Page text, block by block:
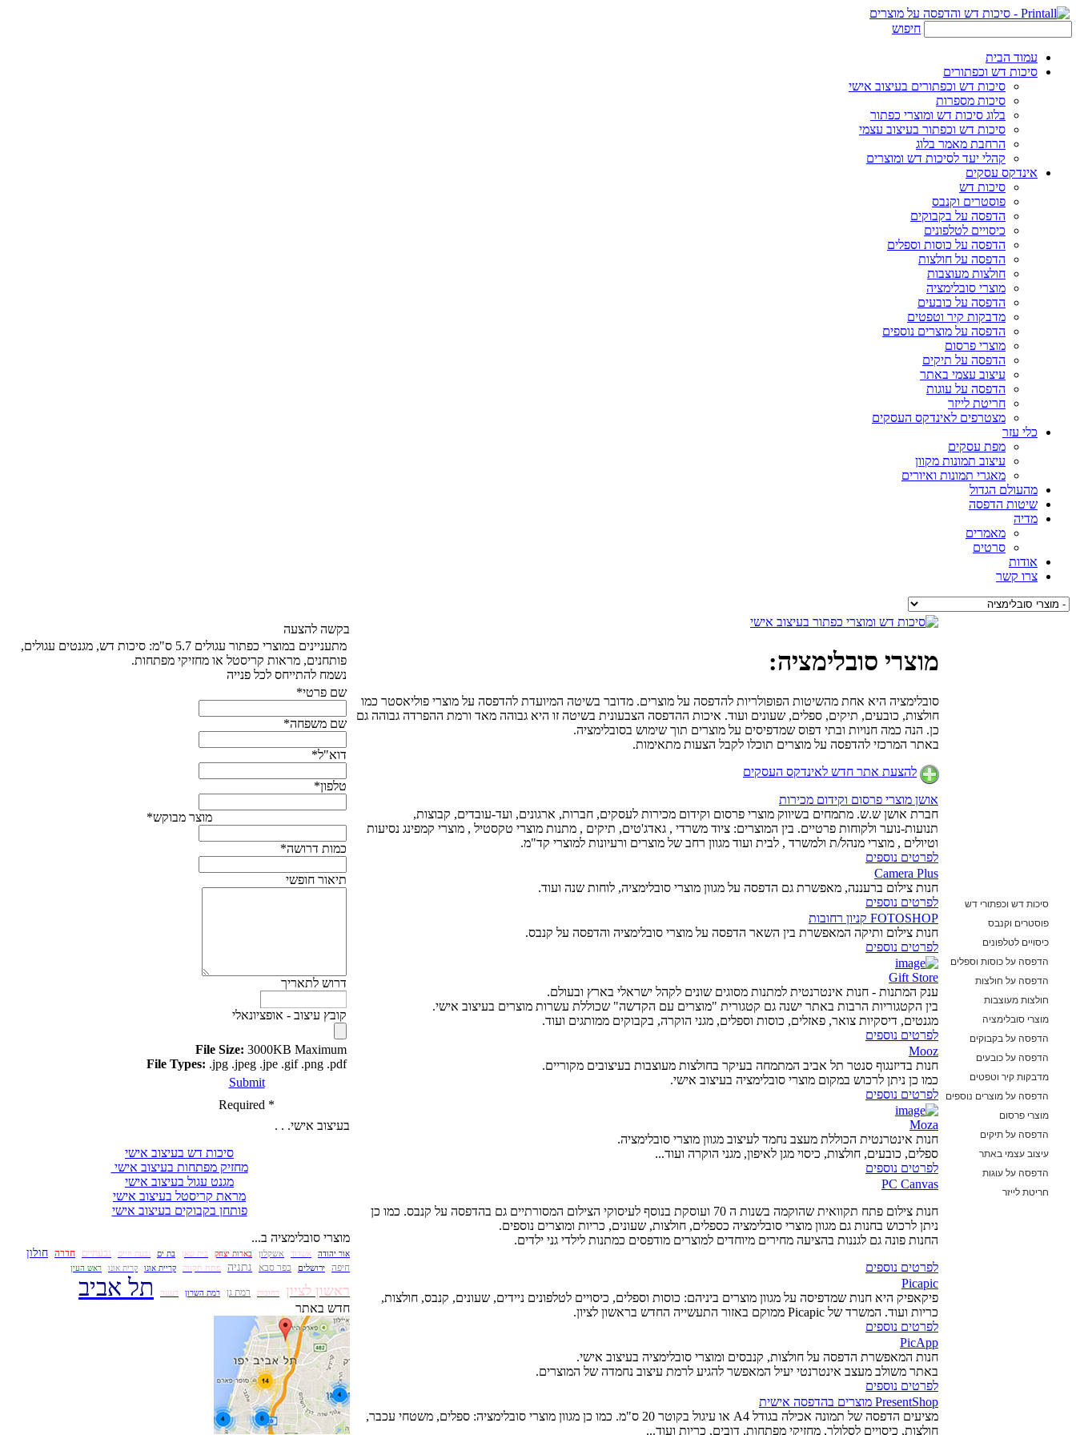
חיפוש
עמוד הבית
סיכות דש וכפתורים
סיכות דש וכפתורים בעיצוב אישי
סיכות מספרות
בלוג סיכות דש ומוצרי כפתור
סיכות דש וכפתור בעיצוב עצמי
הרחבת מאמר בלוג
קהלי יעד לסיכות דש ומוצרים
אינדקס עסקים
סיכות דש
פוסטרים וקנבס
הדפסה על בקבוקים
כיסויים לטלפונים
הדפסה על כוסות וספלים
הדפסה על חולצות
חולצות מעוצבות
מוצרי סובלימציה
הדפסה על כובעים
מדבקות קיר וטפטים
הדפסה על מוצרים נוספים
מוצרי פרסום
הדפסה על תיקים
עיצוב עצמי באתר
הדפסה על עוגות
חריטת לייזר
מצטרפים לאינדקס העסקים
כלי עזר
מפת עסקים
עיצוב תמונות מקוון
מאגרי תמונות ואיורים
מהעולם הגדול
שיטות הדפסה
מדיה
מאמרים
סרטים
אודות
צרו קשר
סיכות דש וכפתורי דש
פוסטרים וקנבס
כיסויים לטלפונים
הדפסה על כוסות וספלים
הדפסה על חולצות
חולצות מעוצבות
מוצרי סובלימציה
הדפסה על בקבוקים
הדפסה על כובעים
מדבקות קיר וטפטים
הדפסה על מוצרים נוספים
מוצרי פרסום
הדפסה על תיקים
עיצוב עצמי באתר
הדפסה על עוגות
חריטת לייזר
מוצרי סובלימציה:
סובלימציה היא אחת מהשיטות הפופולריות להדפסה על מוצרים. מדובר בשיטה המיועדת להדפסה על מוצרי פוליאסטר כמו
חולצות, כובעים, תיקים, ספלים, שעונים ועוד. איכות ההדפסה הצבעונית בשיטה זו היא גבוהה מאד ורמת ההפרדה גבוהה גם
כן. הנה כמה חנויות ובתי דפוס שמדפיסים על מוצרים תוך שימוש בסובלימציה.
באתר המרכזי להדפסה על מוצרים תוכלו לקבל הצעות מתאימות.
להצעת אתר חדש לאינדקס העסקים
אושן מוצרי פרסום וקידום מכירות
חברת אושן ש.ש. מתמחים בשיווק מוצרי פרסום וקידום מכירות לעסקים, חברות, ארגונים, ועד-עובדים, קבוצות,
תנועות-נוער ולקוחות פרטיים. בין המוצרים: ציוד משרדי , גאדג'טים, תיקים , מתנות מוצרי טקסטיל , מוצרי קמפינג נסיעות
וטיולים , מוצרי מנהל/ת ולמשרד , לבית ועוד מגוון רחב של מוצרים ורעיונות למוצרי קד"מ.
לפרטים נוספים
Camera Plus
חנות צילום ברעננה, מאפשרת גם הדפסה על מגוון מוצרי סובלימציה, לוחות שנה ועוד.
לפרטים נוספים
FOTOSHOP קניון רחובות
חנות צילום ותיקה המאפשרת בין השאר הדפסה על מוצרי סובלימציה והדפסה על קנבס.
לפרטים נוספים
Gift Store
ענק המתנות - חנות אינטרנטית למתנות מסוגים שונים לקהל ישראלי בארץ ובעולם.
בין הקטגוריות הרבות באתר ישנה גם קטגורית "מוצרים עם הקדשה" שכוללת עשרות מוצרים בעיצוב אישי.
מגנטים, דיסקיות צואר, פאזלים, כוסות וספלים, מגני הוקרה, בקבוקים ממותגים ועוד.
לפרטים נוספים
Mooz
חנות בדיזנגוף סנטר תל אביב המתמחה בעיקר בחולצות מעוצבות בעיצובים מקוריים.
כמו כן ניתן לרכוש במקום מוצרי סובלימציה בעיצוב אישי.
לפרטים נוספים
Moza
חנות אינטרנטית הכוללת מעצב נחמד לעיצוב מגוון מוצרי סובלימציה.
ספלים, כובעים, חולצות, כיסוי מגן לאיפון, מגני הוקרה ועוד...
לפרטים נוספים
PC Canvas
חנות צילום פתח תקוואית שהוקמה בשנות ה 70 ועוסקת בנוסף לעיסוקי הצילום המסורתיים גם בהדפסה על קנבס. כמו כן
ניתן לרכוש בחנות גם מגוון מוצרי סובלימציה כספלים, חולצות, שעונים, כריות ומוצרים נוספים.
החנות פונה גם לגננות בהציעה מחירים מיוחדים למוצרים מודפסים כמתנות לילדי גני ילדים.
לפרטים נוספים
Picapic
פיקאפיק היא חנות שמדפיסה על מגוון מוצרים ביניהם: כוסות וספלים, כיסויים לטלפונים ניידים, שעונים, קנבס, חולצות,
כריות ועוד. המשרד של Picapic ממוקם באזור התעשייה החדש בראשון לציון.
לפרטים נוספים
PicApp
חנות המאפשרת הדפסה על חולצות, קנבסים ומוצרי סובלימציה בעיצוב אישי.
באתר משולב מעצב אינטרנטי יעיל המאפשר להגיע לרמת עיצוב נחמדה של המוצרים.
לפרטים נוספים
PresentShop מוצרים בהדפסה אישית
מציעים הדפסה של תמונה אכילה בגודל A4 או עיגול בקוטר 20 ס"מ. כמו כן מגוון מוצרי סובלימציה: ספלים, משטחי עכבר,
חולצות, כיסויים לסלולר, מחזיקי מפתחות, דובים, כריות ועוד...
בקשה להצעה
מתעניינים במוצרי כפתור עגולים 5.7 ס"מ: סיכות דש, מגנטים עגולים,
פותחנים, מראות קריסטל או מחזיקי מפתחות.
נשמח להתייחס לכל פנייה
שם פרטי*
שם משפחה*
דוא"ל*
טלפון*
מוצר מבוקש*
כמות דרושה*
תיאור חופשי
דרוש לתאריך
קובץ עיצוב - אופציונאלי
File Size: 3000KB Maximum
File Types: .jpg .jpeg .jpe .gif .png .pdf
Submit
* Required
בעיצוב אישי. . .
סיכות דש בעיצוב אישי
מחזיק מפתחות בעיצוב אישי
מגנט עגול בעיצוב אישי
מראת קריסטל בעיצוב אישי
פותחן בקבוקים בעיצוב אישי
מוצרי סובלימציה ב...
אור יהודה אשדוד אשקלון בארות יצחק בית שאן בת ים גבעת חיים גבעתיים חדרה חולון
חיפה ירושלים כפר סבא נתניה פתח תקווה קריית אונו קרית אונו ראש העין
ראשון לציון רחובות רמת גן רמת השרון רעננה תל אביב
חדש באתר